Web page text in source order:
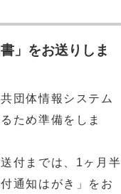
」をお送りしま
団体情報システム
ため準備をしま
付までは、1ヶ月半
通知はがき」をお